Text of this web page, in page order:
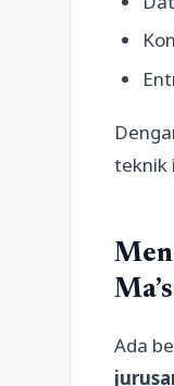
teknik
Ada